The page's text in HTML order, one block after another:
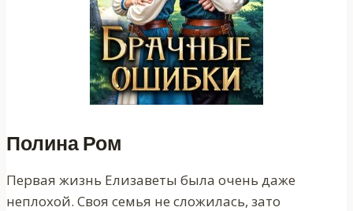
Полина Ром
Первая жизнь Елизаветы была очень даже
неплохой. Своя семья не сложилась, зато